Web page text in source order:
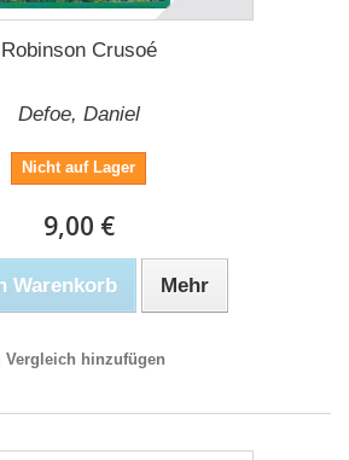
Robinson Crusoé
Defoe, Daniel
Nicht auf Lager
9,00 €
Warenkorb Mehr
Vergleich hinzufügen